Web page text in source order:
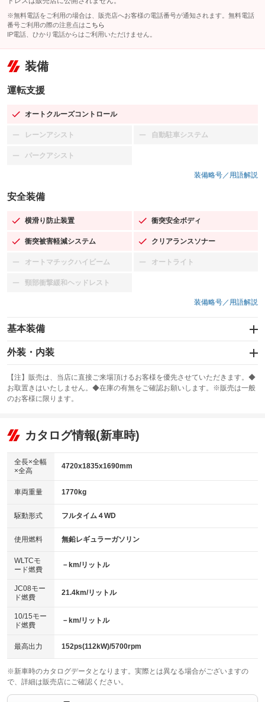
※無料電話をご利用の場合は、販売店へお客様の電話番号が通知されます。無料電話
番号ご利用の際の注意点は こちら
IP電話、ひかり電話からはご利用いただけません。
装備
運転支援
オートクルーズコントロール
：装備あり
レーンアシスト
：装備なし 自動駐車システム
：装備なし
パークアシスト
：装備なし
装備略号／用語解説
安全装備
横滑り防止装置
：装備あり 衝突安全ボディ
：装備あり
衝突被害軽減システム
：装備あり クリアランスソナー
：装備あり
オートマチックハイビーム
：装備なし オートライト
：装備なし
頸部衝撃緩和ヘッドレスト
：装備なし
装備略号／用語解説
基本装備
エアバッグ：運転席/助手席/サイド
：装備あり
：装備なし
サンルーフ
：装備なし ABS
リフトアップ
：装備なし
：装備なし
パワーウィンドウ
アイドリングストップ
：装備なし
USB入力端子
：装備なし
100V電源
：装備なし
センターデフロック
：装備なし
電動格納ミラー
：装備あり
外装・内装
カーナビ：SDナビ
：装備あり
TV：フルセグ
：装備あり
ビジュアル
：装備なし
アルミホイール：18インチ
：装備あり
HID(キセノンライト)
バックカメラ
エアロ
：装備あり
ローダウン
：装備なし
ベンチシート
：装備なし
チップアップシート
：装備なし
電動格納サードシート
：装備なし シートヒーター
：装備なし
ウォークスルー
【注】販売は、当店に直接ご来場頂けるお客様を優先させていただきます。◆
お取置きはいたしません。◆在庫の有無をご確認お願いします。※販売は一般
のお客様に限ります。
カタログ情報(新車時)
全長×全幅
×全高
4720x1835x1690mm
車両重量 1770kg
駆動形式 フルタイム４WD
使用燃料 無鉛レギュラーガソリン
WLTCモ
ード燃費
－km/リットル
JC08モー
ド燃費
21.4km/リットル
10/15モー
ド燃費
－km/リットル
最高出力 152ps(112kW)/5700rpm
※新車時のカタログデータとなります。実際とは異なる場合がございますの
で、詳細は販売店にご確認ください。